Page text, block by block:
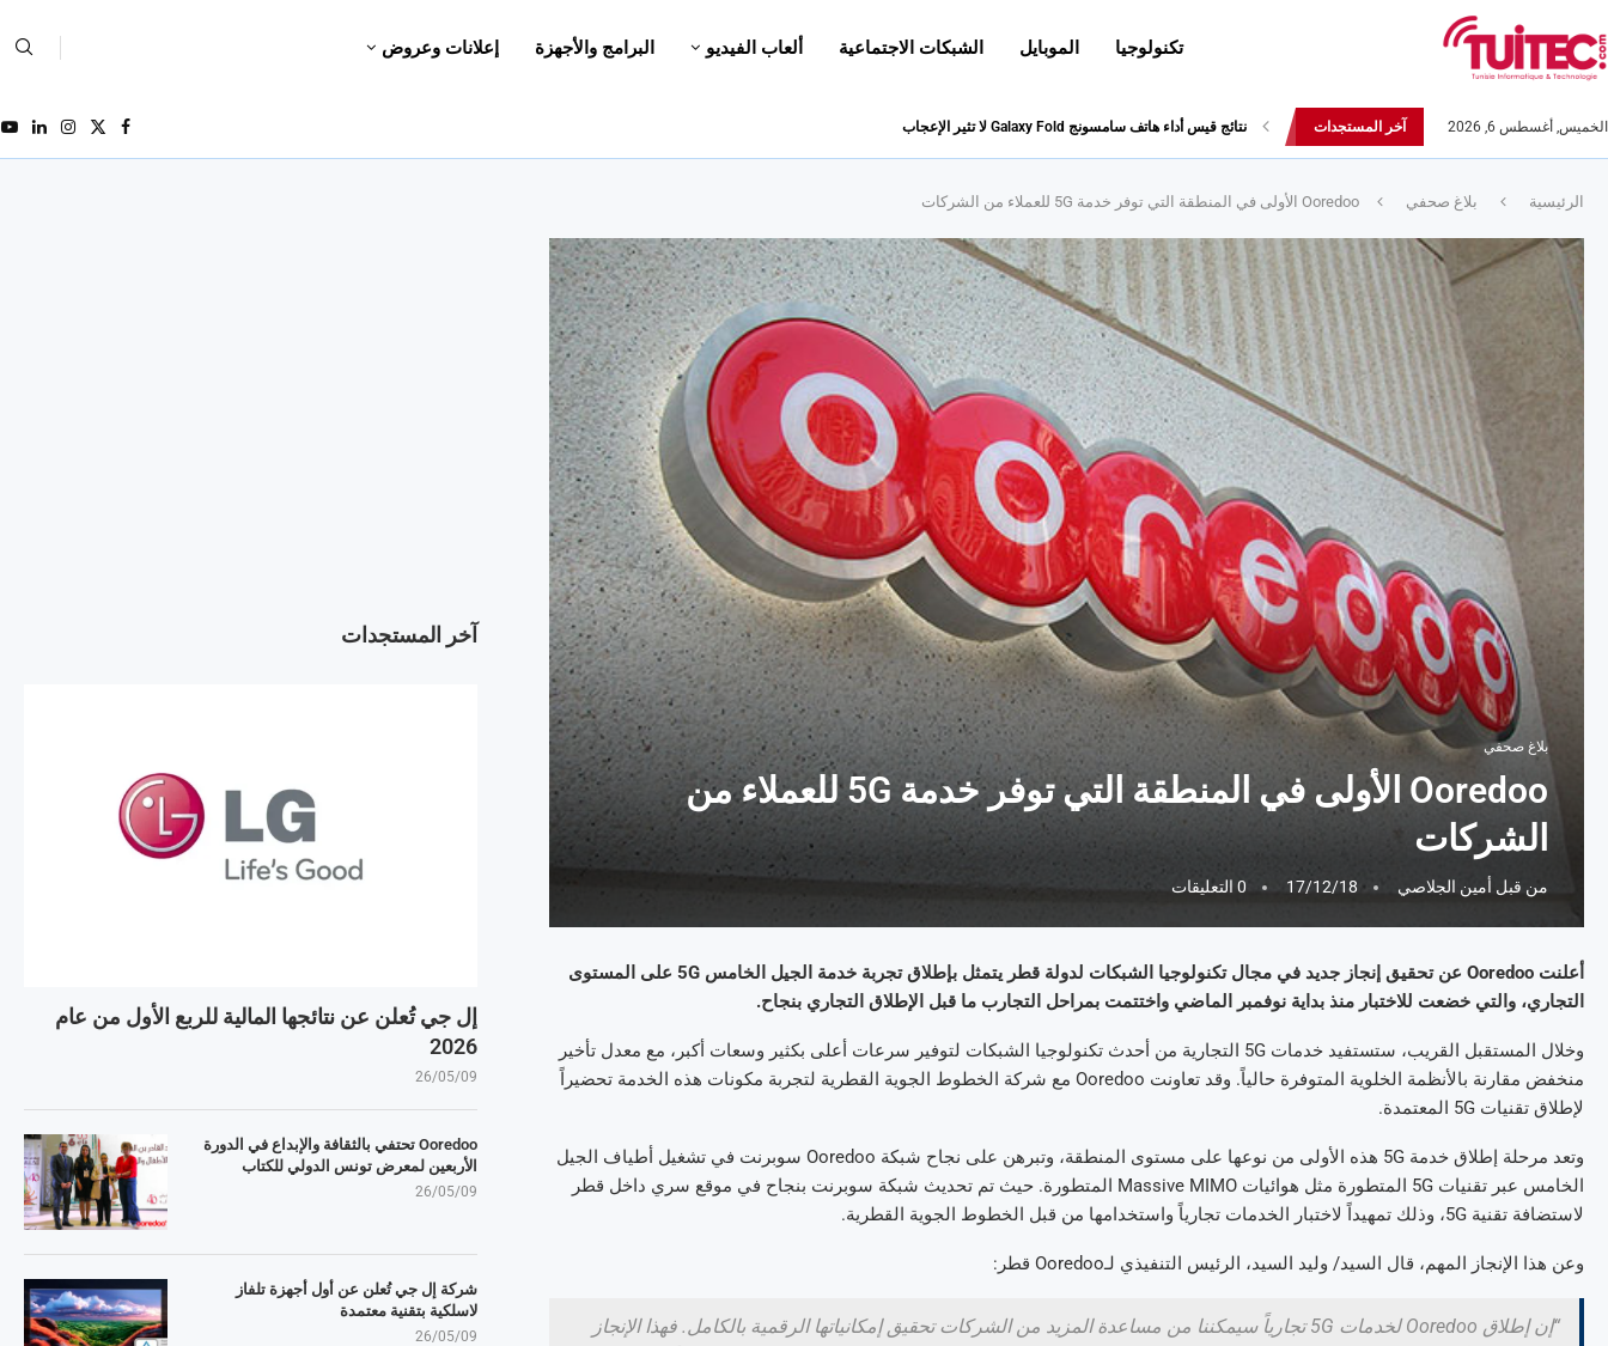
تكنولوجيا الموبايل الشبكات الاجتماعية ألعاب الفيديو البرامج والأجهزة إعلانات وعروض
الخميس, أغسطس 6, 2026 آخر المستجدات العلامة التجارية Realme تعلن عن هاتفها Realme 5s
الرئيسية بلاغ صحفي Ooredoo الأولى في المنطقة التي توفر خدمة 5G للعملاء من الشركات
بلاغ صحفي
Ooredoo الأولى في المنطقة التي توفر خدمة 5G للعملاء من
الشركات
من قبل أمين الجلاصي 17/12/18 0 التعليقات
أعلنت Ooredoo عن تحقيق إنجاز جديد في مجال تكنولوجيا الشبكات لدولة قطر يتمثل بإطلاق تجربة خدمة الجيل الخامس 5G على المستوى
التجاري، والتي خضعت للاختبار منذ بداية نوفمبر الماضي واختتمت بمراحل التجارب ما قبل الإطلاق التجاري بنجاح.
وخلال المستقبل القريب، ستستفيد خدمات 5G التجارية من أحدث تكنولوجيا الشبكات لتوفير سرعات أعلى بكثير وسعات أكبر، مع معدل تأخير
منخفض مقارنة بالأنظمة الخلوية المتوفرة حالياً. وقد تعاونت Ooredoo مع شركة الخطوط الجوية القطرية لتجربة مكونات هذه الخدمة تحضيراً
لإطلاق تقنيات 5G المعتمدة.
وتعد مرحلة إطلاق خدمة 5G هذه الأولى من نوعها على مستوى المنطقة، وتبرهن على نجاح شبكة Ooredoo سوبرنت في تشغيل أطياف الجيل
الخامس عبر تقنيات 5G المتطورة مثل هوائيات Massive MIMO المتطورة. حيث تم تحديث شبكة سوبرنت بنجاح في موقع سري داخل قطر
لاستضافة تقنية 5G، وذلك تمهيداً لاختبار الخدمات تجارياً واستخدامها من قبل الخطوط الجوية القطرية.
وعن هذا الإنجاز المهم، قال السيد/ وليد السيد، الرئيس التنفيذي لـOoredoo قطر:
“إن إطلاق Ooredooلخدمات 5Gتجارياً سيمكننا من مساعدة المزيد من الشركات تحقيق إمكانياتها الرقمية بالكامل. فهذا الإنجاز
آخر المستجدات
إل جي تُعلن عن نتائجها المالية للربع الأول من عام
2026
26/05/09
Ooredoo تحتفي بالثقافة والإبداع في الدورة
الأربعين لمعرض تونس الدولي للكتاب
26/05/09
شركة إل جي تُعلن عن أول أجهزة تلفاز
لاسلكية بتقنية معتمدة
26/05/09